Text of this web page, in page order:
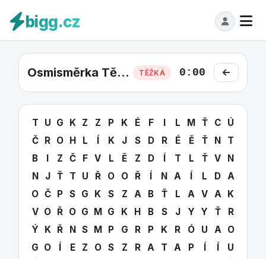
bigg.cz
Osmisměrka Těžká #37 TĚŽKÁ 0:00
T U G K Z Z P K É F I L M Ť C
Ú
Č
R O H L Í K J S D R É Ě Ť N
T
B
I Z Č F V L Ě Z D Í T L Ť V
N
N
J Ť T U Ř O O Ř Í N A Í L D A
O Č P S G K S Z A B Ť L A V A
K
V O Ř O G M G K H B S J Y Y Ť
R
Ý
K Ř N S M P G R P K R Ó U A
O
G O Í E Z O S Z R A T A P Í Í
U